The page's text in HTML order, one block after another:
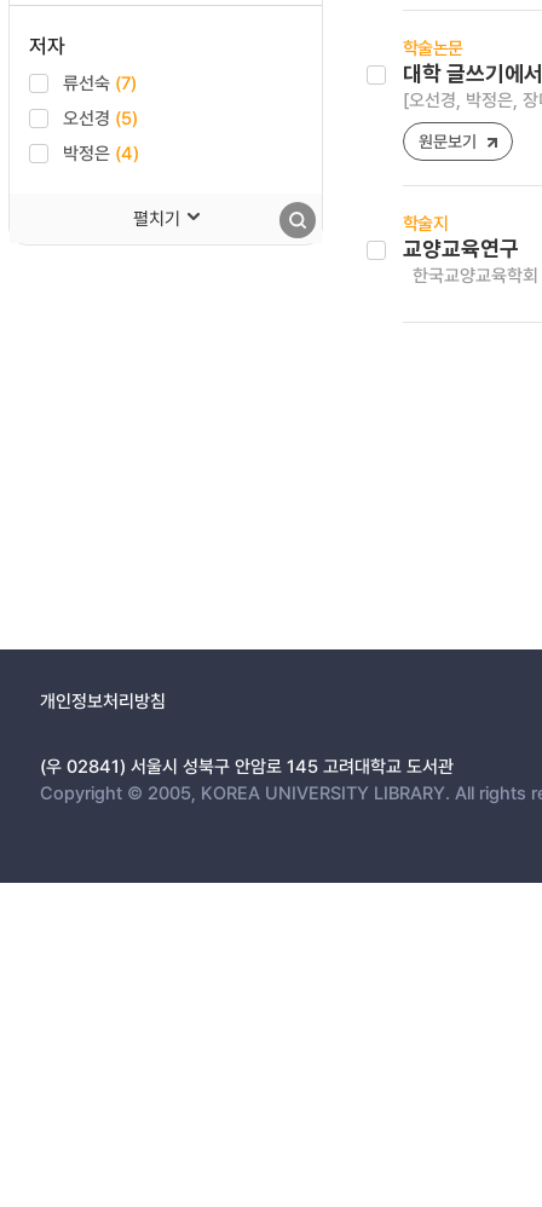
저자
류선숙 (7)
오선경 (5)
박정은 (4)
펼치기
학술논문
대학 글쓰기에
[오선경, 박정은,
원문보기
학술지
교양교육연구
한국교양교육학회
개인정보처리방침
(우 02841) 서울시 성북구 안암로 145 고려대학교 도서관
Copyright © 2005, KOREA UNIVERSITY LIBRARY. All rights